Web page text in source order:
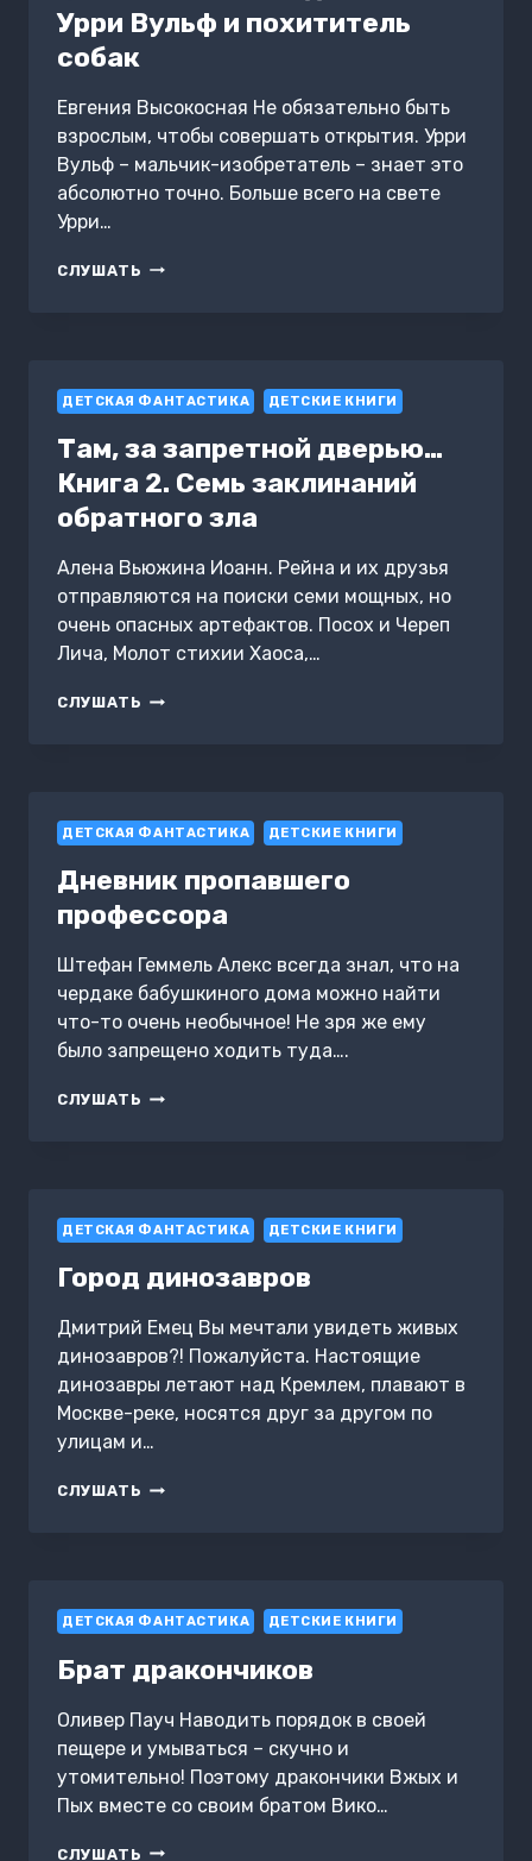
Урри Вульф и похититель
собак
Евгения Высокосная Не обязательно быть
взрослым, чтобы совершать открытия. Урри
Вульф – мальчик-изобретатель – знает это
абсолютно точно. Больше всего на свете
Урри…
СЛУШАТЬ ФАНТАСТИЧЕСКИЙ
СОБАК
ДЕТСКАЯ ФАНТАСТИКА ДЕТСКИЕ КНИГИ
Там, за запретной дверью…
Книга 2. Семь заклинаний
обратного зла
Алена Вьюжина Иоанн. Рейна и их друзья
отправляются на поиски семи мощных, но
очень опасных артефактов. Посох и Череп
Лича, Молот стихии Хаоса,…
СЛУШАТЬ ТАМ,
СЕМЬ
ОБРАТНОГО
ДЕТСКАЯ ФАНТАСТИКА ДЕТСКИЕ КНИГИ
Дневник пропавшего
профессора
Штефан Геммель Алекс всегда знал, что на
чердаке бабушкиного дома можно найти
что-то очень необычное! Не зря же ему
было запрещено ходить туда….
СЛУШАТЬ ДНЕВНИК
ДЕТСКАЯ ФАНТАСТИКА ДЕТСКИЕ КНИГИ
Город динозавров
Дмитрий Емец Вы мечтали увидеть живых
динозавров?! Пожалуйста. Настоящие
динозавры летают над Кремлем, плавают в
Москве-реке, носятся друг за другом по
улицам и…
СЛУШАТЬ ГОРОД
ДЕТСКАЯ ФАНТАСТИКА ДЕТСКИЕ КНИГИ
Брат дракончиков
Оливер Пауч Наводить порядок в своей
пещере и умываться – скучно и
утомительно! Поэтому дракончики Вжых и
Пых вместе со своим братом Вико…
СЛУШАТЬ БРАТ